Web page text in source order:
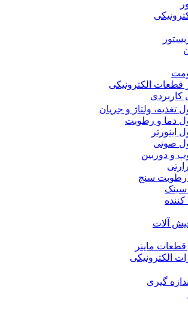
قطعات الکترونیکی
کاربردی
تغذیه، ولتاژ و جریان
دما و رطوبت
اینورتر
صوتی
و دوربین
رطوبت سنج
آلات
ماینر
الکترونیکی
گیری